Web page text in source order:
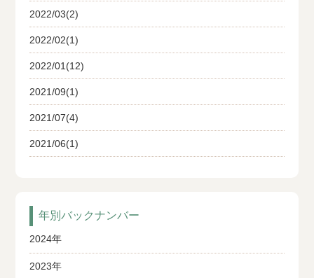
2022/03(2)
2022/02(1)
2022/01(12)
2021/09(1)
2021/07(4)
2021/06(1)
年別バックナンバー
2024年
2023年